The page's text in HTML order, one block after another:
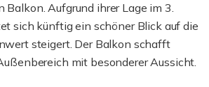
Balkon. Aufgrund ihrer Lage im 3.
sich künftig ein schöner Blick auf die
steigert. Der Balkon schafft
mit besonderer Aussicht.